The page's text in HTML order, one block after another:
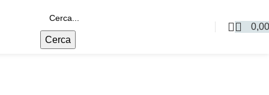
Cerca
0,00